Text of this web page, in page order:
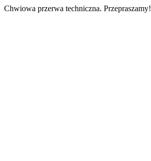
Chwiowa przerwa techniczna. Przepraszamy!